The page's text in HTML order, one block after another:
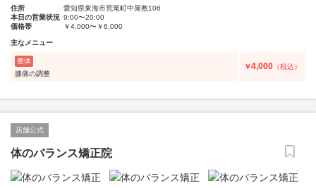
住所
愛知県東海市荒尾町中屋敷106
本日の営業状況 9:00〜20:00
価格帯
￥4,000〜￥6,000
主なメニュー
整体
膝痛の調整
￥4,000 （税込）
店舗公式
体のバランス矯正院